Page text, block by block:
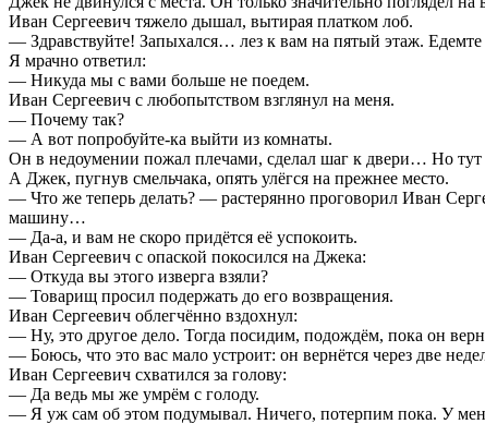
Иван Сергеевич тяжело дышал, вытирая платком лоб.
— Здравствуйте! Запыхался… лез к вам на пятый этаж. Едемте
Я мрачно ответил:
— Никуда мы с вами больше не поедем.
Иван Сергеевич с любопытством взглянул на меня.
— Почему так?
— А вот попробуйте-ка выйти из комнаты.
Он в недоумении пожал плечами, сделал шаг к двери… Но тут
А Джек, пугнув смельчака, опять улёгся на прежнее место.
— Что же теперь делать? — растерянно проговорил Иван
машину…
— Да-а, и вам не скоро придётся её успокоить.
Иван Сергеевич с опаской покосился на Джека:
— Откуда вы этого изверга взяли?
— Товарищ просил подержать до его возвращения.
Иван Сергеевич облегчённо вздохнул:
— Ну, это другое дело. Тогда посидим, подождём, пока он
— Боюсь, что это вас мало устроит: он вернётся через две
Иван Сергеевич схватился за голову:
— Да ведь мы же умрём с голоду.
— Я уж сам об этом подумывал. Ничего, потерпим пока. У меня